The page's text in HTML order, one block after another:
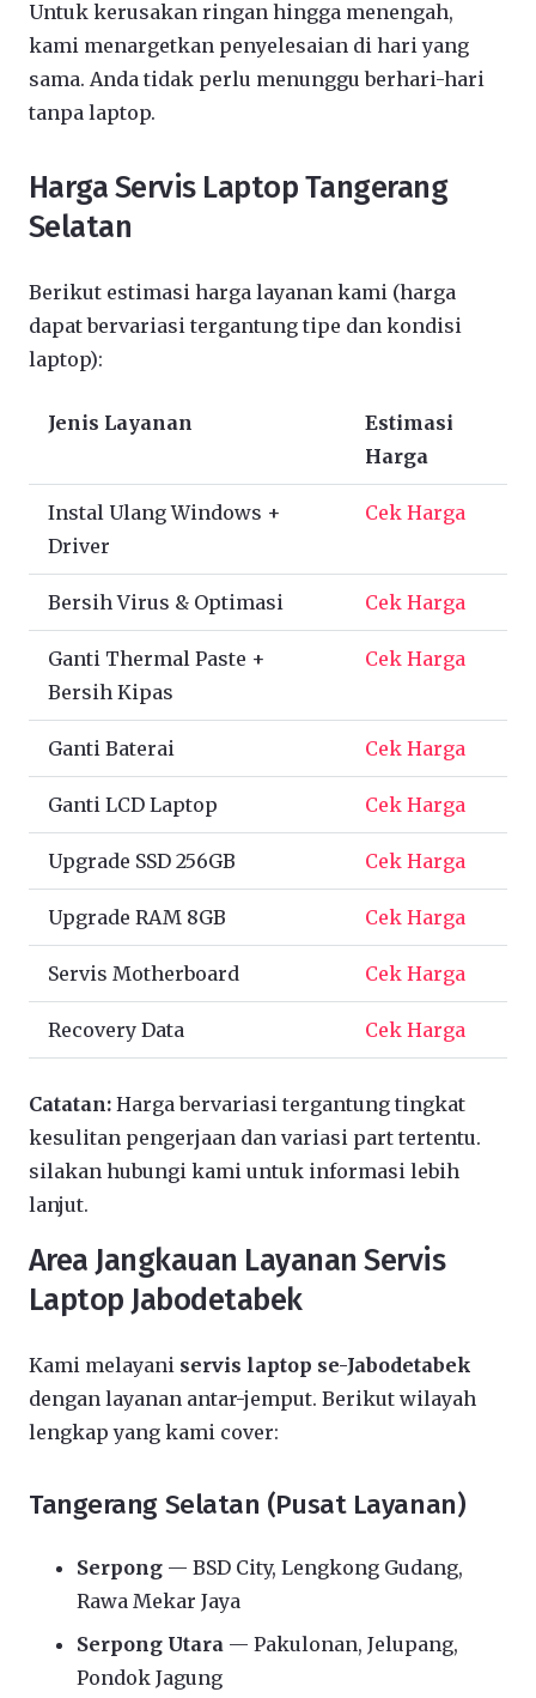
Untuk kerusakan ringan hingga menengah,
kami menargetkan penyelesaian di hari yang
sama. Anda tidak perlu menunggu berhari-hari
tanpa laptop.
Harga Servis Laptop Tangerang
Selatan
Berikut estimasi harga layanan kami (harga
dapat bervariasi tergantung tipe dan kondisi
laptop):
Jenis Layanan
Estimasi
Harga
Instal Ulang Windows +
Driver
Cek Harga
Bersih Virus & Optimasi Cek Harga
Ganti Thermal Paste +
Bersih Kipas
Cek Harga
Ganti Baterai Cek Harga
Ganti LCD Laptop Cek Harga
Upgrade SSD 256GB Cek Harga
Upgrade RAM 8GB Cek Harga
Servis Motherboard Cek Harga
Recovery Data Cek Harga
Catatan: Harga bervariasi tergantung tingkat
kesulitan pengerjaan dan variasi part tertentu.
silakan hubungi kami untuk informasi lebih
lanjut.
Area Jangkauan Layanan Servis
Laptop Jabodetabek
Kami melayani servis laptop se-Jabodetabek
dengan layanan antar-jemput. Berikut wilayah
lengkap yang kami cover:
Tangerang Selatan (Pusat Layanan)
Serpong — BSD City, Lengkong Gudang,
Rawa Mekar Jaya
Serpong Utara — Pakulonan, Jelupang,
Pondok Jagung